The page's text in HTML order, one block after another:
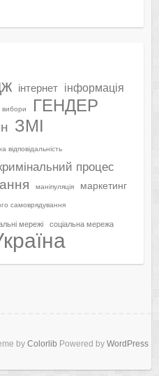
інтернет інформація
вибори ГЕНДЕР
ЗМІ
відповідальність
процес
маніпуляція маркетинг
самоврядування
мережі соціальна мережа
by Colorlib Powered by WordPress